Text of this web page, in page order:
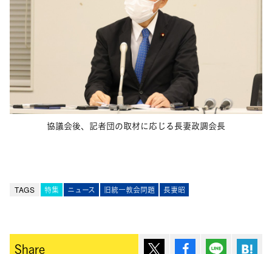
協議会後、記者団の取材に応じる長妻政調会長
TAGS 特集 ニュース 旧統一教会問題 長妻昭
Share ポスト シェア Lineで送